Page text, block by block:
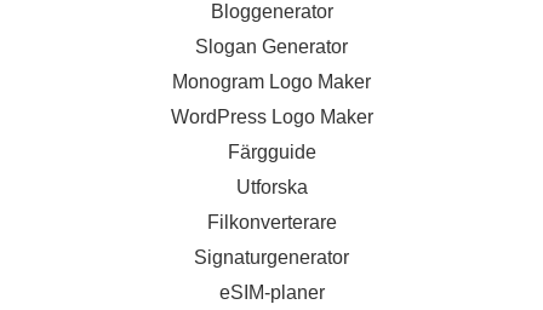
Bloggenerator
Slogan Generator
Monogram Logo Maker
WordPress Logo Maker
Färgguide
Utforska
Filkonverterare
Signaturgenerator
eSIM-planer